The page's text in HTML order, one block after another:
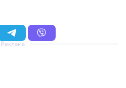
Реклама